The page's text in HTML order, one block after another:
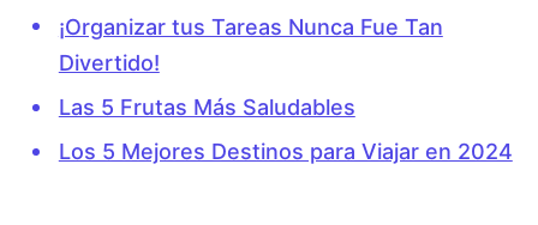
¡Organizar tus Tareas Nunca Fue Tan
Divertido!
Las 5 Frutas Más Saludables
Los 5 Mejores Destinos para Viajar en 2024